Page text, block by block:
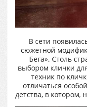
В сети
сюжетной
Бега». Столь
выбором клички
техник по
отличаться
детства, в котором,